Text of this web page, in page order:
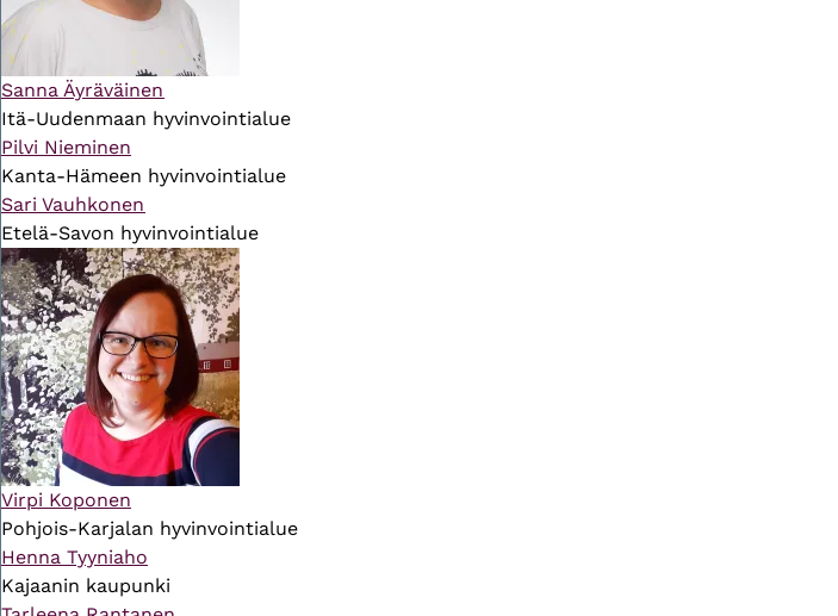
Sanna Äyräväinen
Itä-Uudenmaan hyvinvointialue
Pilvi Nieminen
Kanta-Hämeen hyvinvointialue
Sari Vauhkonen
Etelä-Savon hyvinvointialue
Virpi Koponen
Pohjois-Karjalan hyvinvointialue
Henna Tyyniaho
Kajaanin kaupunki